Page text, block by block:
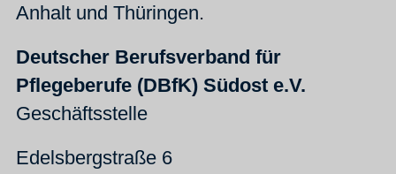
Anhalt und Thüringen.
Deutscher Berufsverband für
Pflegeberufe (DBfK) Südost e.V.
Geschäftsstelle
Edelsbergstraße 6